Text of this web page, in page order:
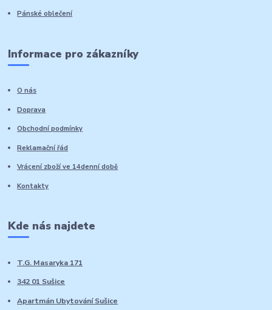
Pánské oblečení
Informace pro zákazníky
O nás
Doprava
Obchodní podmínky
Reklamační řád
Vrácení zboží ve 14denní době
Kontakty
Kde nás najdete
T.G. Masaryka 171
342 01 Sušice
Apartmán Ubytování Sušice